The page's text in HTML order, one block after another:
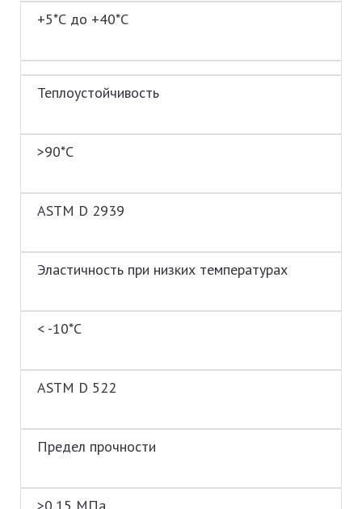
+5*С до +40*С
Теплоустойчивость
>90*C
ASTM D 2939
Эластичность при низких температурах
< -10*C
ASTM D 522
Предел прочности